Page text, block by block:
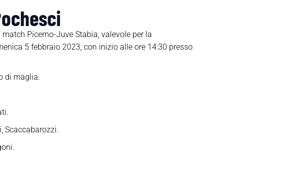
Picerno-Juve Stabia, valevole per la
5 febbraio 2023, con inizio alle ore 14:30 presso
di maglia.
Scaccabarozzi.